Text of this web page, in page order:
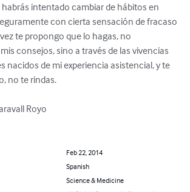
intentado cambiar de hábitos en
con cierta sensación de fracaso
te propongo que lo hagas, no
consejos, sino a través de las vivencias
nacidos de mi experiencia asistencial, y te
no te rindas.
Royo
Feb 22, 2014
Spanish
Science & Medicine